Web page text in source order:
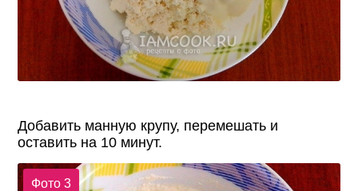
Добавить манную крупу, перемешать и
оставить на 10 минут.
Фото 3